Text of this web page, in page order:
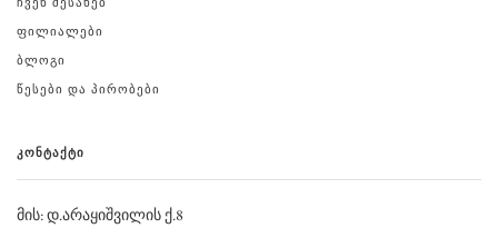
ᲤᲘᲚᲘᲐᲚᲔᲑᲘ
ᲑᲚᲝᲒᲘ
ᲬᲔᲡᲔᲑᲘ ᲓᲐ ᲞᲘᲠᲝᲑᲔᲑᲘ
ᲙᲝᲜᲢᲐᲥᲢᲘ
მის: დ.არაყიშვილის ქ.8